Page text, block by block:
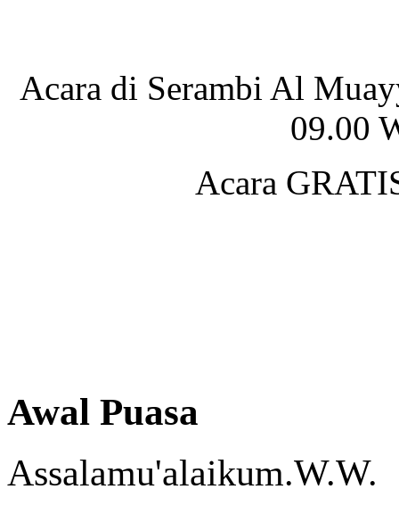
Acara di Serambi Al
09.00
Acara
Awal Puasa
Assalamu'alaikum.W.W.